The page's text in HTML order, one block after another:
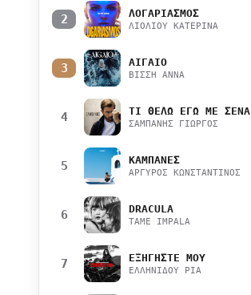
2 ΛΟΓΑΡΙΑΣΜΟΣ
ΛΙΟΛΙΟΥ ΚΑΤΕΡΙΝΑ
3 ΑΙΓΑΙΟ
ΒΙΣΣΗ ΑΝΝΑ
4 ΤΙ ΘΕΛΩ ΕΓΩ ΜΕ ΣΕΝΑ
ΣΑΜΠΑΝΗΣ ΓΙΩΡΓΟΣ
5 ΚΑΜΠΑΝΕΣ
ΑΡΓΥΡΟΣ ΚΩΝΣΤΑΝΤΙΝΟΣ
6 DRACULA
TAME IMPALA
7 ΕΞΗΓΗΣΤΕ ΜΟΥ
ΕΛΛΗΝΙΔΟΥ ΡΙΑ